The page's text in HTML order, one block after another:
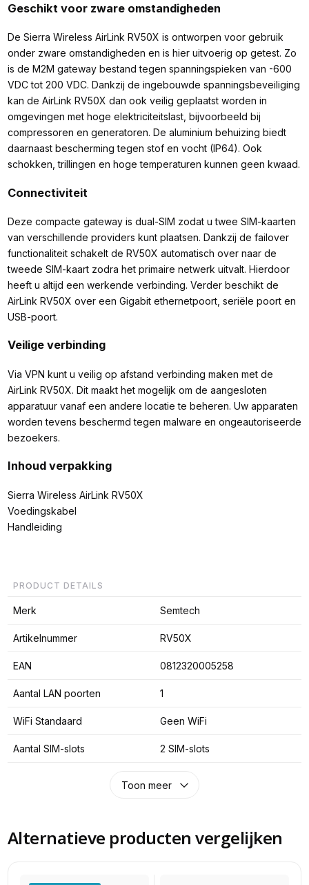
Geschikt voor zware omstandigheden
De Sierra Wireless AirLink RV50X is ontworpen voor gebruik
onder zware omstandigheden en is hier uitvoerig op getest. Zo
is de M2M gateway bestand tegen spanningspieken van -600
VDC tot 200 VDC. Dankzij de ingebouwde spanningsbeveiliging
kan de AirLink RV50X dan ook veilig geplaatst worden in
omgevingen met hoge elektriciteitslast, bijvoorbeeld bij
compressoren en generatoren. De aluminium behuizing biedt
daarnaast bescherming tegen stof en vocht (IP64). Ook
schokken, trillingen en hoge temperaturen kunnen geen kwaad.
Connectiviteit
Deze compacte gateway is dual-SIM zodat u twee SIM-kaarten
van verschillende providers kunt plaatsen. Dankzij de failover
functionaliteit schakelt de RV50X automatisch over naar de
tweede SIM-kaart zodra het primaire netwerk uitvalt. Hierdoor
heeft u altijd een werkende verbinding. Verder beschikt de
AirLink RV50X over een Gigabit ethernetpoort, seriële poort en
USB-poort.
Veilige verbinding
Via VPN kunt u veilig op afstand verbinding maken met de
AirLink RV50X. Dit maakt het mogelijk om de aangesloten
apparatuur vanaf een andere locatie te beheren. Uw apparaten
worden tevens beschermd tegen malware en ongeautoriseerde
bezoekers.
Inhoud verpakking
Sierra Wireless AirLink RV50X
Voedingskabel
Handleiding
PRODUCT DETAILS
Merk Semtech
Artikelnummer RV50X
EAN 0812320005258
Aantal LAN poorten 1
WiFi Standaard Geen WiFi
Aantal SIM-slots 2 SIM-slots
Toon meer
Alternatieve producten vergelijken